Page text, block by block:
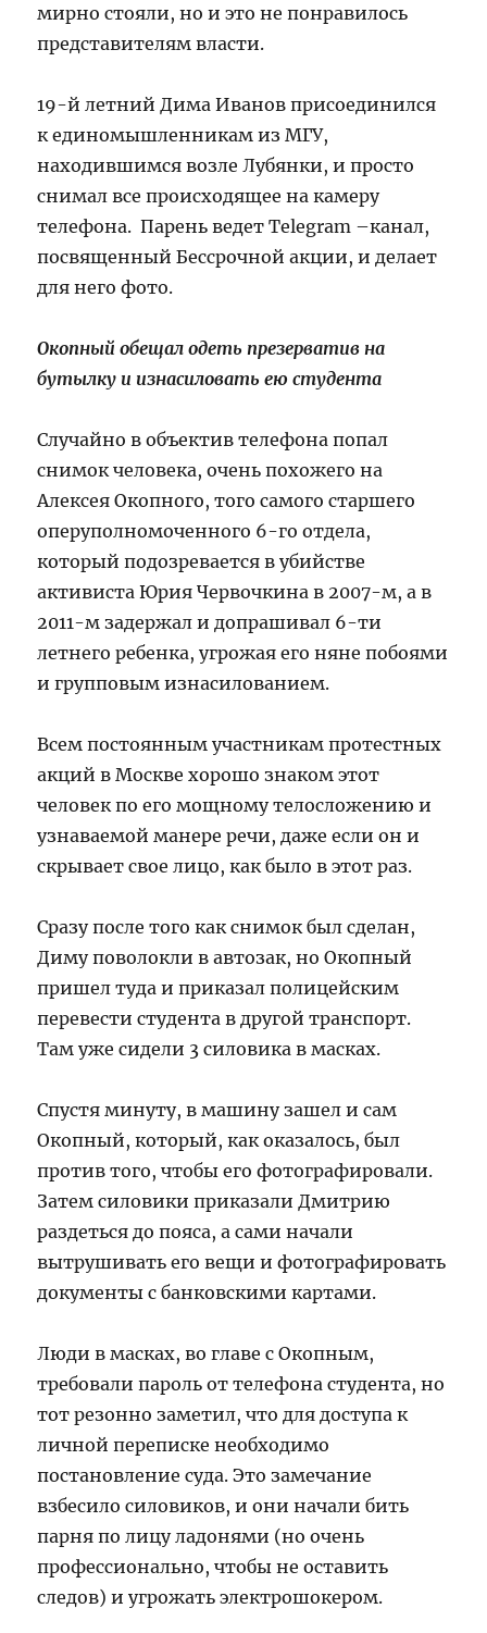
мирно стояли, но и это не понравилось
представителям власти.
19-й летний Дима Иванов присоединился
к единомышленникам из МГУ,
находившимся возле Лубянки, и просто
снимал все происходящее на камеру
телефона. Парень ведет Telegram –канал,
посвященный Бессрочной акции, и делает
для него фото.
Окопный обещал одеть презерватив на
бутылку и изнасиловать ею студента
Случайно в объектив телефона попал
снимок человека, очень похожего на
Алексея Окопного, того самого старшего
оперуполномоченного 6-го отдела,
который подозревается в убийстве
активиста Юрия Червочкина в 2007-м, а в
2011-м задержал и допрашивал 6-ти
летнего ребенка, угрожая его няне побоями
и групповым изнасилованием.
Всем постоянным участникам протестных
акций в Москве хорошо знаком этот
человек по его мощному телосложению и
узнаваемой манере речи, даже если он и
скрывает свое лицо, как было в этот раз.
Сразу после того как снимок был сделан,
Диму поволокли в автозак, но Окопный
пришел туда и приказал полицейским
перевести студента в другой транспорт.
Там уже сидели 3 силовика в масках.
Спустя минуту, в машину зашел и сам
Окопный, который, как оказалось, был
против того, чтобы его фотографировали.
Затем силовики приказали Дмитрию
раздеться до пояса, а сами начали
вытрушивать его вещи и фотографировать
документы с банковскими картами.
Люди в масках, во главе с Окопным,
требовали пароль от телефона студента, но
тот резонно заметил, что для доступа к
личной переписке необходимо
постановление суда. Это замечание
взбесило силовиков, и они начали бить
парня по лицу ладонями (но очень
профессионально, чтобы не оставить
следов) и угрожать электрошокером.